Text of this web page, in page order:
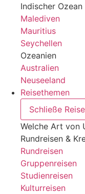
Indischer Ozean
Malediven
Mauritius
Seychellen
Ozeanien
Australien
Neuseeland
Reisethemen
Schließe
Welche Art von
Rundreisen &
Rundreisen
Gruppenreisen
Studienreisen
Kulturreisen